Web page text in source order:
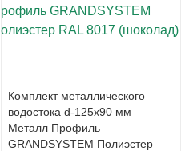
Комплект металлического
водостока d-125x90 мм
Металл Профиль
GRANDSYSTEM Полиэстер